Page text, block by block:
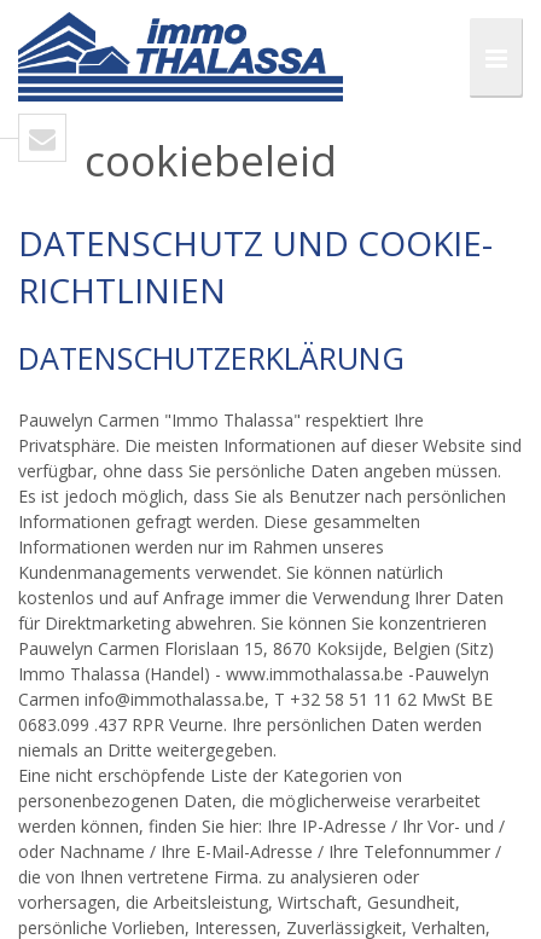
cookiebeleid
DATENSCHUTZ UND COOKIE-
RICHTLINIEN
DATENSCHUTZERKLÄRUNG
Pauwelyn Carmen "Immo Thalassa" respektiert Ihre
Privatsphäre. Die meisten Informationen auf dieser Website sind
verfügbar, ohne dass Sie persönliche Daten angeben müssen.
Es ist jedoch möglich, dass Sie als Benutzer nach persönlichen
Informationen gefragt werden. Diese gesammelten
Informationen werden nur im Rahmen unseres
Kundenmanagements verwendet. Sie können natürlich
kostenlos und auf Anfrage immer die Verwendung Ihrer Daten
für Direktmarketing abwehren. Sie können Sie konzentrieren
Pauwelyn Carmen Florislaan 15, 8670 Koksijde, Belgien (Sitz)
Immo Thalassa (Handel) - www.immothalassa.be -Pauwelyn
Carmen info@immothalassa.be, T +32 58 51 11 62 MwSt BE
0683.099 .437 RPR Veurne. Ihre persönlichen Daten werden
niemals an Dritte weitergegeben.
Eine nicht erschöpfende Liste der Kategorien von
personenbezogenen Daten, die möglicherweise verarbeitet
werden können, finden Sie hier: Ihre IP-Adresse / Ihr Vor- und /
oder Nachname / Ihre E-Mail-Adresse / Ihre Telefonnummer /
die von Ihnen vertretene Firma. zu analysieren oder
vorhersagen, die Arbeitsleistung, Wirtschaft, Gesundheit,
persönliche Vorlieben, Interessen, Zuverlässigkeit, Verhalten,